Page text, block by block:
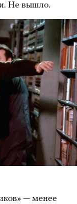
Не вышло.
— менее